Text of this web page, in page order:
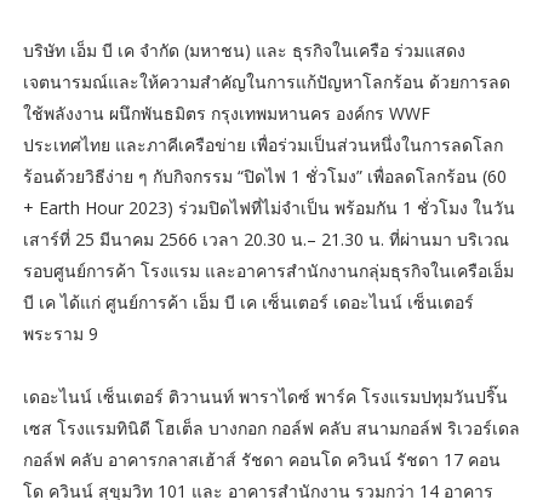
บริษัท เอ็ม บี เค จำกัด (มหาชน) และ ธุรกิจในเครือ ร่วมแสดง
เจตนารมณ์และให้ความสำคัญในการแก้ปัญหาโลกร้อน ด้วยการลด
ใช้พลังงาน ผนึกพันธมิตร กรุงเทพมหานคร องค์กร WWF
ประเทศไทย และภาคีเครือข่าย เพื่อร่วมเป็นส่วนหนึ่งในการลดโลก
ร้อนด้วยวิธีง่าย ๆ กับกิจกรรม “ปิดไฟ 1 ชั่วโมง” เพื่อลดโลกร้อน (60
+ Earth Hour 2023) ร่วมปิดไฟที่ไม่จำเป็น พร้อมกัน 1 ชั่วโมง ในวัน
เสาร์ที่ 25 มีนาคม 2566 เวลา 20.30 น.– 21.30 น. ที่ผ่านมา บริเวณ
รอบศูนย์การค้า โรงแรม และอาคารสำนักงานกลุ่มธุรกิจในเครือเอ็ม
บี เค ได้แก่ ศูนย์การค้า เอ็ม บี เค เซ็นเตอร์ เดอะไนน์ เซ็นเตอร์
พระราม 9
เดอะไนน์ เซ็นเตอร์ ติวานนท์ พาราไดซ์ พาร์ค โรงแรมปทุมวันปริ๊น
เซส โรงแรมทินิดี โฮเต็ล บางกอก กอล์ฟ คลับ สนามกอล์ฟ ริเวอร์เดล
กอล์ฟ คลับ อาคารกลาสเฮ้าส์ รัชดา คอนโด ควินน์ รัชดา 17 คอน
โด ควินน์ สุขุมวิท 101 และ อาคารสำนักงาน รวมกว่า 14 อาคาร